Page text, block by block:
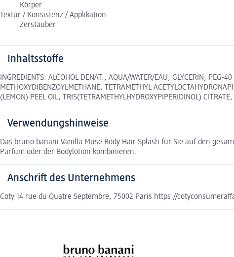
Körper
Textur / Konsistenz / Applikation:
Zerstäuber
Inhaltsstoffe
INGREDIENTS: ALCOHOL DENAT., AQUA/WATER/EAU, GLYCERIN, PEG-
METHOXYDIBENZOYLMETHANE, TETRAMETHYL
(LEMON) PEEL OIL, TRIS(TETRAMETHYLHYDROXYPIPERIDINOL)
Verwendungshinweise
Das bruno banani Vanilla Muse Body Hair Splash für Sie auf den
Parfum oder der Bodylotion kombinieren.
Anschrift des Unternehmens
Coty 14 rue du Quatre Septembre, 75002 Paris https://